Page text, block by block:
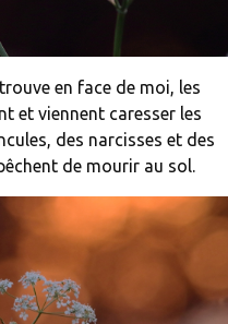
en face de moi, les
et viennent caresser les
des narcisses et des
de mourir au sol.